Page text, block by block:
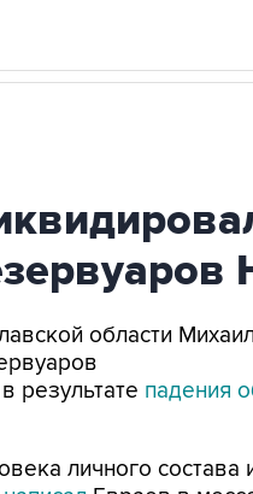
области
результате падения
личного состава